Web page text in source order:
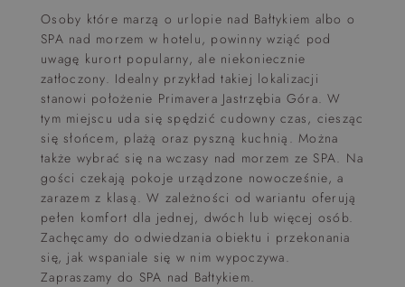
Osoby które marzą o urlopie nad Bałtykiem albo o
SPA nad morzem w hotelu, powinny wziąć pod
uwagę kurort popularny, ale niekoniecznie
zatłoczony. Idealny przykład takiej lokalizacji
stanowi położenie Primavera Jastrzębia Góra. W
tym miejscu uda się spędzić cudowny czas, ciesząc
się słońcem, plażą oraz pyszną kuchnią. Można
także wybrać się na wczasy nad morzem ze SPA. Na
gości czekają pokoje urządzone nowocześnie, a
zarazem z klasą. W zależności od wariantu oferują
pełen komfort dla jednej, dwóch lub więcej osób.
Zachęcamy do odwiedzania obiektu i przekonania
się, jak wspaniale się w nim wypoczywa.
Zapraszamy do SPA nad Bałtykiem.